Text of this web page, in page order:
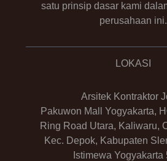
satu prinsip dasar kami
perusahaan ini.
LOKASI
Arsitek Kontraktor
Pakuwon Mall Yogyakarta,
Ring Road Utara, Kaliwaru,
Kec. Depok, Kabupaten
Istimewa Yogyakarta